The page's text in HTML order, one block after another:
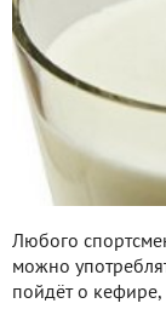
Любого
можно
пойдёт о кефире,